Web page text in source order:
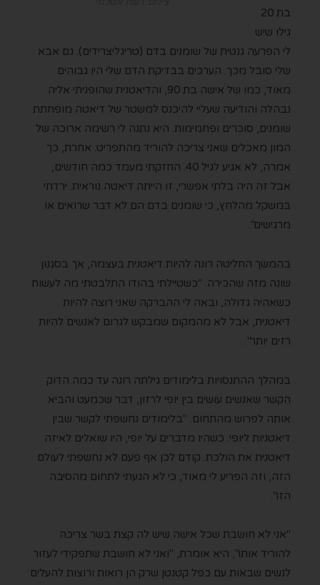
בת 20
גילו שיש
לי הפרעה גנטית של שומנים בדם (טריגליצרידים). גם אבא
שלי סובל מכך. הערכים בבדיקת הדם שלי היו גבוהים
מאוד, כמו של אישה בת 90, והדיאטנית שהופניתי אליה
נבהלה והודיעה שעליי להיכנס למשטר של דיאטה מופחתת
שומנים, סוכרים ופחמימות. היא נתנה לי רשימה ארוכה של
המון מאכלים שאני צריכה להוריד מהתפריט. אחרת, כך
אמרה, לא אגיע לגיל 40. החזקתי מעמד כמה חודשים,
אבל זה היה בלתי אפשרי, זו הייתה דיאטה נוראית. ירדתי
במשקל מהלחץ, כי שומנים בדם הם לא דבר שרואים או
מרגישים".
בהמשך החליטה רונה להיות דיאטנית בעצמה, אך בסגנון
שונה מזה שהכירה. "כשטיילתי בהודו התלבטתי מה לעשות
כשאהיה גדולה, ובאה לי ההברקה שאני רוצה להיות
דיאטנית, אבל לא מהמקום שמבקש לגרום לאנשים להיות
רזים יותר".
במהלך ההתנסויות בלימודים גילתה רונה עד כמה הדוק
הקשר שאנשים עושים בין יופי לרזון, דבר שכמעט והביא
אותה לפרוש מהתחום. "בלימודים נחשפתי לקשר שבין
דיאטניות ליופי. כשהיו מדברים על יופי, היו שואלים לאיזה
דיאטנית את הולכת. קודם לכן אף פעם לא נחשפתי לעולם
הזה, וזה הפריע לי מאוד, כי לא הגעתי לתחום מהסיבה
הזו".
"אני לא חושבת שכל אישה שיש לה קצת בשר צריכה
להוריד אותו", היא אומרת, "ואני לא חושבת שתפקידי לעזור
לנשים שבאות עם כפל קטנטן שרק הן רואות ורוצות להעלים